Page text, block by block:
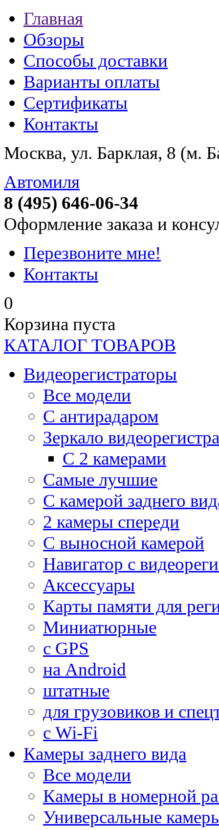
Главная
Обзоры
Способы доставки
Варианты оплаты
Сертификаты
Контакты
Москва, ул. Барклая, 8 (м.
Автомиля
8 (495) 646-06-34
Оформление заказа и
Перезвоните мне!
Контакты
0
Корзина пуста
КАТАЛОГ ТОВАРОВ
Видеорегистраторы
Все модели
C антирадаром
Зеркало
С 2 камерами
Самые лучшие
С камерой заднего
2 камеры спереди
С выносной камерой
Навигатор с
Аксессуары
Карты памяти для
Миниатюрные
с GPS
на Android
штатные
для грузовиков и
с Wi-Fi
Камеры заднего вида
Все модели
Камеры в номерной
Универсальные